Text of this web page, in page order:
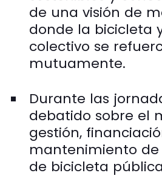
de una visión de
donde la bicicleta
colectivo se
mutuamente.
Durante las
debatido sobre el
gestión,
mantenimiento de
de bicicleta